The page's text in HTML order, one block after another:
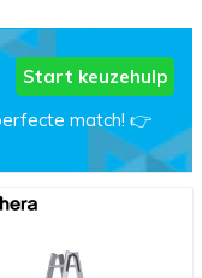
match! 👉
Start keuzehulp